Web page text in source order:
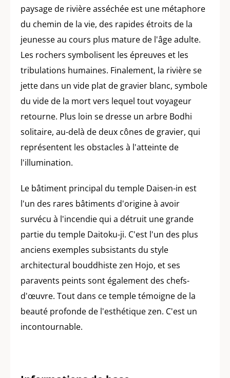
paysage de rivière asséchée est une métaphore
du chemin de la vie, des rapides étroits de la
jeunesse au cours plus mature de l'âge adulte.
Les rochers symbolisent les épreuves et les
tribulations humaines. Finalement, la rivière se
jette dans un vide plat de gravier blanc, symbole
du vide de la mort vers lequel tout voyageur
retourne. Plus loin se dresse un arbre Bodhi
solitaire, au-delà de deux cônes de gravier, qui
représentent les obstacles à l'atteinte de
l'illumination.
Le bâtiment principal du temple Daisen-in est
l'un des rares bâtiments d'origine à avoir
survécu à l'incendie qui a détruit une grande
partie du temple Daitoku-ji. C'est l'un des plus
anciens exemples subsistants du style
architectural bouddhiste zen Hojo, et ses
paravents peints sont également des chefs-
d'œuvre. Tout dans ce temple témoigne de la
beauté profonde de l'esthétique zen. C'est un
incontournable.